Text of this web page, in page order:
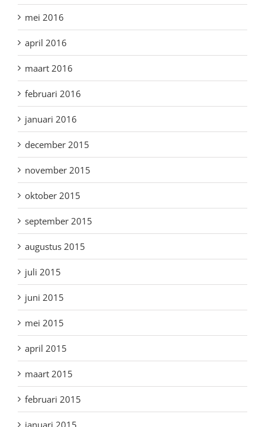
mei 2016
april 2016
maart 2016
februari 2016
januari 2016
december 2015
november 2015
oktober 2015
september 2015
augustus 2015
juli 2015
juni 2015
mei 2015
april 2015
maart 2015
februari 2015
januari 2015